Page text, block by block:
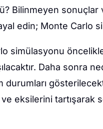
Bilinmeyen sonuçlar
edin; Monte Carlo
simülasyonu öncelikle
Daha sonra
durumları
ve eksilerini tartışarak